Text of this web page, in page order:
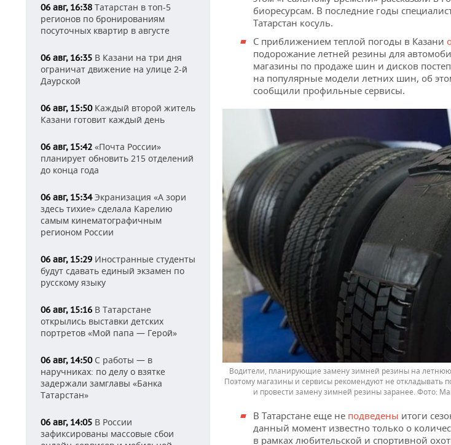
06 авг, 16:38 Татарстан в топ-5
регионов по бронированиям
посуточных квартир в августе
06 авг, 16:35 В Казани на три дня
ограничат движение на улице 2-й
Даурской
06 авг, 15:50Каждый второй житель
Казани готовит каждый день
06 авг, 15:42 «Почта России»
планирует обновить 215 отделений
до конца года
06 авг, 15:34Экранизация «А зори
здесь тихие» сделала Карелию
самым кинематографичным
регионом России
06 авг, 15:29 Иностранные студенты
будут сдавать единый экзамен по
русскому языку
06 авг, 15:16 В Татарстане
открылись выставки детских
портретов «Мой папа — Герой»
06 авг, 14:50С работы — в
наручниках: по делу о взятке
задержали замглавы «Банка
Татарстан»
06 авг, 14:05 В России
зафиксированы массовые сбои
биоресурсам. В последние годы
Татарстан косуль.
С приближением теплой погоды в Казани
подорожание летней резины для
магазины по продаже шин и дисков
на популярные модели летних шин, об
сообщили профильные сервисы.
Водители, планирующие замену зимней резины на
Поэтому магазины и сервисы рекомендуют не откладывать
и провести замену зимней резины заранее.
В Татарстане еще не подведены итоги
данный момент известно только о
в рамках любительской и спортивной